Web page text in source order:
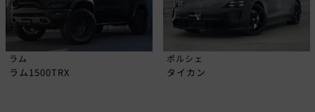
ラム
ラム1500TRX
ポルシェ
タイカン